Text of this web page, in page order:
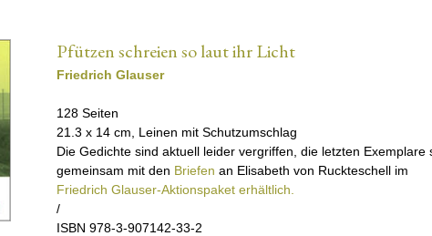
Pfützen schreien so laut ihr Licht
Friedrich Glauser
128 Seiten
21.3 x 14 cm, Leinen mit Schutzumschlag
Die Gedichte sind aktuell leider vergriffen, die letzten Exemplare
gemeinsam mit den Briefen an Elisabeth von Ruckteschell im
Friedrich Glauser-Aktionspaket erhältlich.
/
ISBN 978-3-907142-33-2